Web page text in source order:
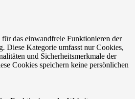
das einwandfreie Funktionieren der
Diese Kategorie umfasst nur Cookies,
und Sicherheitsmerkmale der
Cookies speichern keine persönlichen